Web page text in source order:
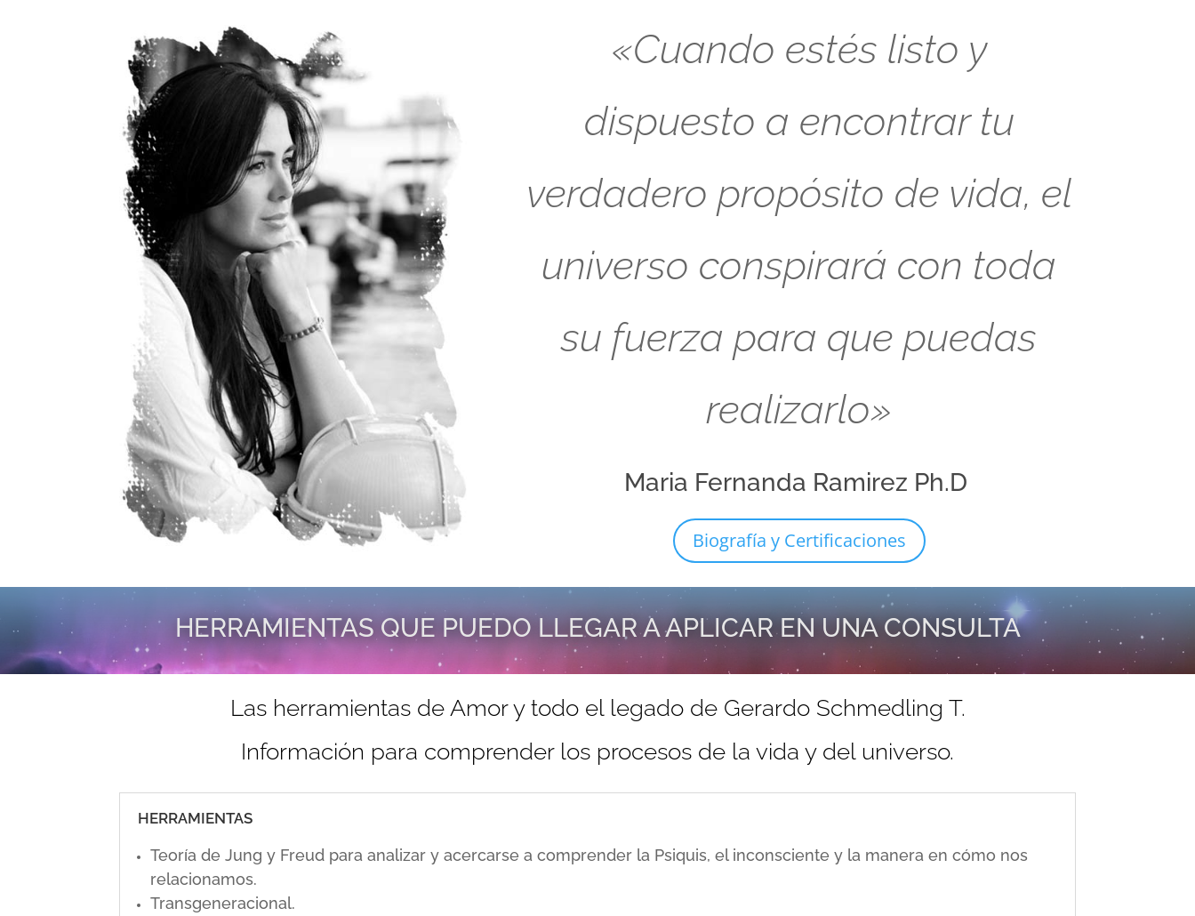
«Cuando estés listo y
dispuesto a encontrar tu
verdadero propósito de vida, el
universo conspirará con toda
su fuerza para que puedas
realizarlo»
Maria Fernanda Ramirez Ph.D
Biografía y Certificaciones
HERRAMIENTAS QUE PUEDO LLEGAR A APLICAR EN UNA CONSULTA
Las herramientas de Amor y todo el legado de Gerardo Schmedling T.
Información para comprender los procesos de la vida y del universo.
HERRAMIENTAS
Teoría de Jung y Freud para analizar y acercarse a comprender la Psiquis, el inconsciente y la manera en cómo nos
relacionamos.
Transgeneracional.